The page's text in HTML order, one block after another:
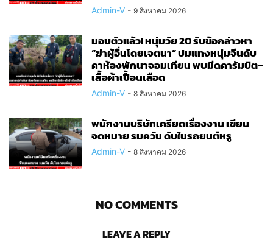
Admin-V - 9 สิงหาคม 2026
มอบตัวแล้ว! หนุ่มวัย 20 รับข้อกล่าวหา
“ฆ่าผู้อื่นโดยเจตนา” ปมแทงหนุ่มจีนดับ
คาห้องพักนาจอมเทียน พบมีดคารัมบิต–
เสื้อผ้าเปื้อนเลือด
Admin-V - 8 สิงหาคม 2026
พนักงานบริษัทเครียดเรื่องงาน เขียน
จดหมาย รมควัน ดับในรถยนต์หรู
Admin-V - 8 สิงหาคม 2026
NO COMMENTS
LEAVE A REPLY